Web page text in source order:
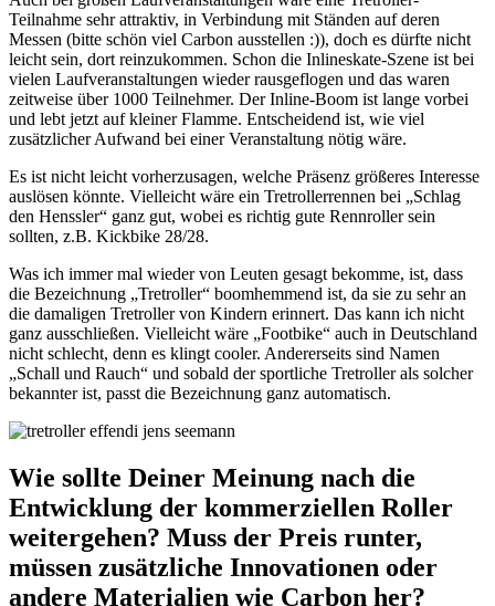
Teilnahme sehr attraktiv, in Verbindung mit Ständen auf deren
Messen (bitte schön viel Carbon ausstellen :)), doch es dürfte nicht
leicht sein, dort reinzukommen. Schon die Inlineskate-Szene ist bei
vielen Laufveranstaltungen wieder rausgeflogen und das waren
zeitweise über 1000 Teilnehmer. Der Inline-Boom ist lange vorbei
und lebt jetzt auf kleiner Flamme. Entscheidend ist, wie viel
zusätzlicher Aufwand bei einer Veranstaltung nötig wäre.
Es ist nicht leicht vorherzusagen, welche Präsenz größeres Interesse
auslösen könnte. Vielleicht wäre ein Tretrollerrennen bei „Schlag
den Henssler“ ganz gut, wobei es richtig gute Rennroller sein
sollten, z.B. Kickbike 28/28.
Was ich immer mal wieder von Leuten gesagt bekomme, ist, dass
die Bezeichnung „Tretroller“ boomhemmend ist, da sie zu sehr an
die damaligen Tretroller von Kindern erinnert. Das kann ich nicht
ganz ausschließen. Vielleicht wäre „Footbike“ auch in Deutschland
nicht schlecht, denn es klingt cooler. Andererseits sind Namen
„Schall und Rauch“ und sobald der sportliche Tretroller als solcher
bekannter ist, passt die Bezeichnung ganz automatisch.
Wie sollte Deiner Meinung nach die
Entwicklung der kommerziellen Roller
weitergehen? Muss der Preis runter,
müssen zusätzliche Innovationen oder
andere Materialien wie Carbon her?